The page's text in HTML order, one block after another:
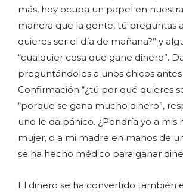
más, hoy ocupa un papel en
manera que la gente, tú preguntas
quieres ser el día de mañana?” y
“cualquier cosa que gane dinero”.
preguntándoles a unos chicos
Confirmación “¿tú por qué quieres
“porque se gana mucho dinero”,
uno le da pánico. ¿Pondría yo a mis
mujer, o a mi madre en manos de
se ha hecho médico para ganar
El dinero se ha convertido también